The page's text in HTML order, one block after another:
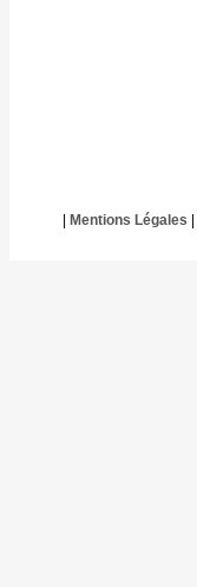
Mentions Légales